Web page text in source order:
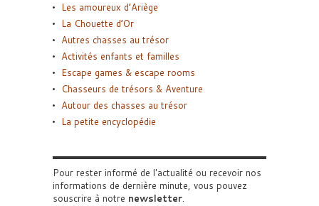
Les amoureux d’Ariège
La Chouette d’Or
Autres chasses au trésor
Activités enfants et familles
Escape games & escape rooms
Chasseurs de trésors & Aventure
Autour des chasses au trésor
La petite encyclopédie
Pour rester informé de l'actualité ou recevoir nos
informations de dernière minute, vous pouvez
souscrire à notre newsletter.